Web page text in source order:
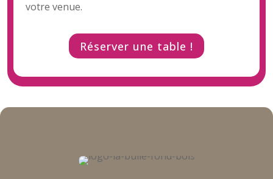
votre venue.
Réserver une table !